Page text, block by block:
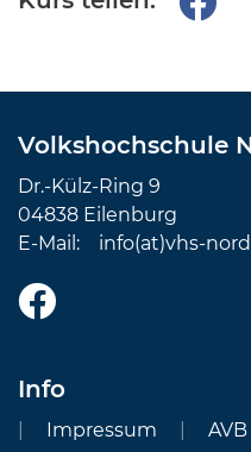
Volkshochschule
Dr.-Külz-Ring 9
04838 Eilenburg
E-Mail: info(at)vhs-
Info
Impressum
AVB